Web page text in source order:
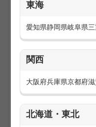
東海
愛知県静岡県岐阜県
関西
大阪府兵庫県京都府
北海道・東北
ランドの販売や店舗運営
様々なブランドの取り
り！
商品のご説明・案内
レジ業務
店舗の清掃・品出し など
話題の商品を取り扱うの